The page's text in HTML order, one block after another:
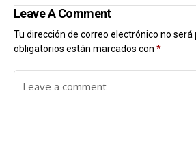
Leave A Comment
Tu dirección de correo electrónico no será
obligatorios están marcados con *